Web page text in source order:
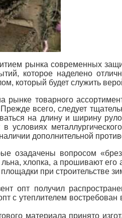
рынка современных
которое наделено
который будет служить
товарного
всего, следует
на длину и ширину
дополнительной
озадачены вопросом
льна, хлопка, а прошивают
при строительстве
опт получил
с утеплителем
материала принято